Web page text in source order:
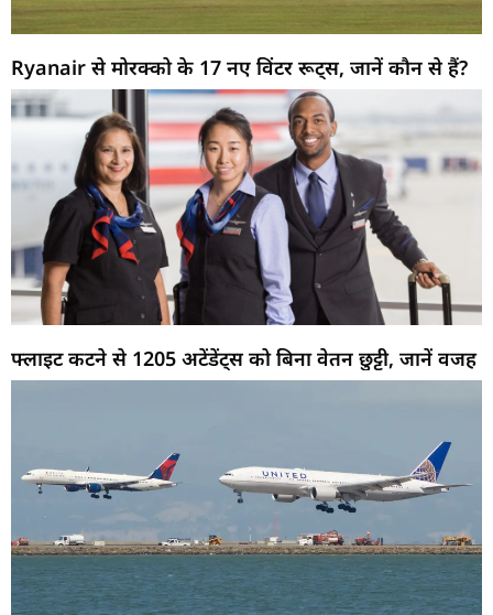
Ryanair से मोरक्को के 17 नए विंटर रूट्स, जानें कौन से हैं?
फ्लाइट कटने से 1205 अटेंडेंट्स को बिना वेतन छुट्टी, जानें वजह